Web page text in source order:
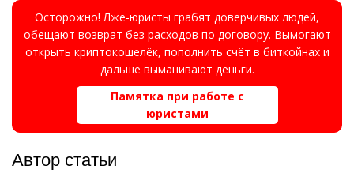
Осторожно! Лже-юристы грабят доверчивых людей,
обещают возврат без расходов по договору. Вымогают
открыть криптокошелёк, пополнить счёт в биткойнах и
дальше выманивают деньги.
Памятка при работе с
юристами
Автор статьи